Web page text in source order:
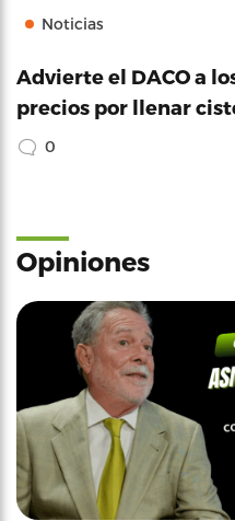
Noticias
Advierte el DACO a
precios por llenar
0
Opiniones